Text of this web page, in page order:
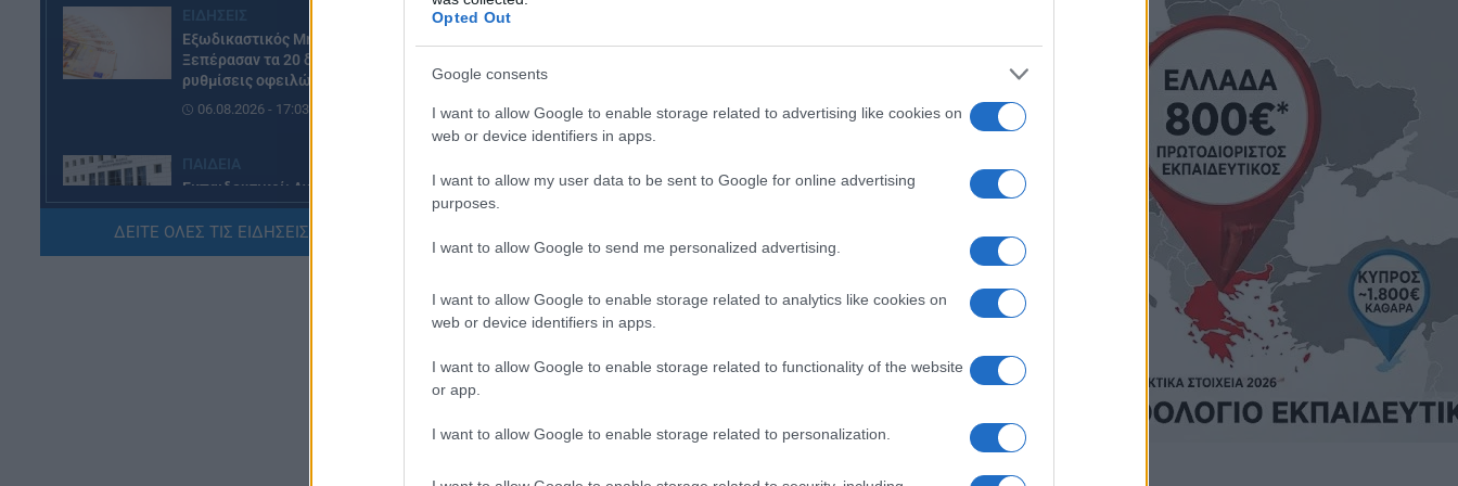
Opted Out
Google consents
I want to allow Google to enable storage related to advertising like cookies on
web or device identifiers in apps.
I want to allow my user data to be sent to Google for online advertising
purposes.
I want to allow Google to send me personalized advertising.
I want to allow Google to enable storage related to analytics like cookies on
web or device identifiers in apps.
I want to allow Google to enable storage related to functionality of the website
or app.
I want to allow Google to enable storage related to personalization.
Εξωδικαστικός Μηχανισμός:
Ξεπέρασαν τα 20 δισ. ευρώ οι
ρυθμίσεις οφειλών
06.08.2026 - 17:03
Εκπαιδευτικοί: Ανακλήθηκαν
αποσπάσεις για τα σχολικά έτη
2026-2029
06.08.2026 - 16:03
ΔΕΙΤΕ ΟΛΕΣ ΤΙΣ ΕΙΔΗΣΕΙΣ ΕΔΩ »